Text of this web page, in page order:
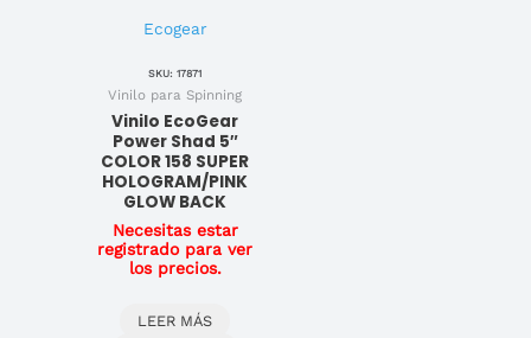
Ecogear
SKU: 17871
Vinilo para Spinning
Vinilo EcoGear
Power Shad 5″
COLOR 158 SUPER
HOLOGRAM/PINK
GLOW BACK
Necesitas estar
registrado para ver
los precios.
LEER MÁS